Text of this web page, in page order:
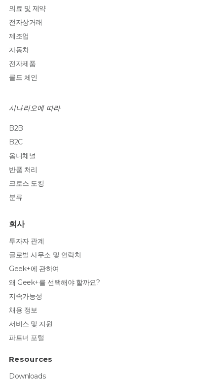
의료 및 제약
전자상거래
제조업
자동차
전자제품
콜드 체인
시나리오에 따라
B2B
B2C
옴니채널
반품 처리
크로스 도킹
분류
회사
투자자 관계
글로벌 사무소 및 연락처
Geek+에 관하여
왜 Geek+를 선택해야 할까요?
지속가능성
채용 정보
서비스 및 지원
파트너 포털
Resources
Downloads